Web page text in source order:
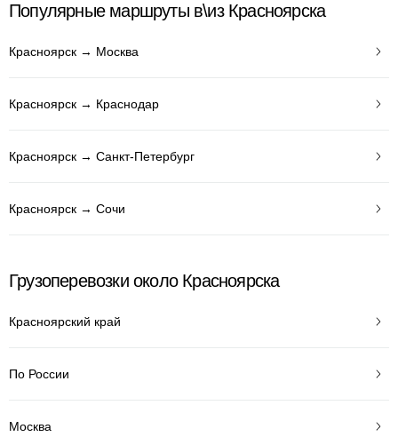
Популярные маршруты в\из Красноярска
Красноярск → Москва
Красноярск → Краснодар
Красноярск → Санкт-Петербург
Красноярск → Сочи
Грузоперевозки около Красноярска
Красноярский край
По России
Москва